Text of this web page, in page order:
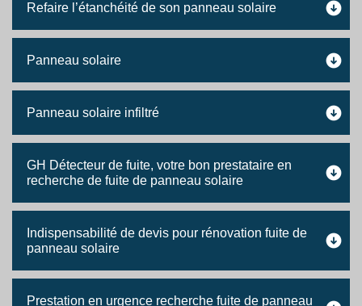
Refaire l’étanchéité de son panneau solaire
Panneau solaire
Panneau solaire infiltré
GH Détecteur de fuite, votre bon prestataire en
recherche de fuite de panneau solaire
Indispensabilité de devis pour rénovation fuite de
panneau solaire
Prestation en urgence recherche fuite de panneau